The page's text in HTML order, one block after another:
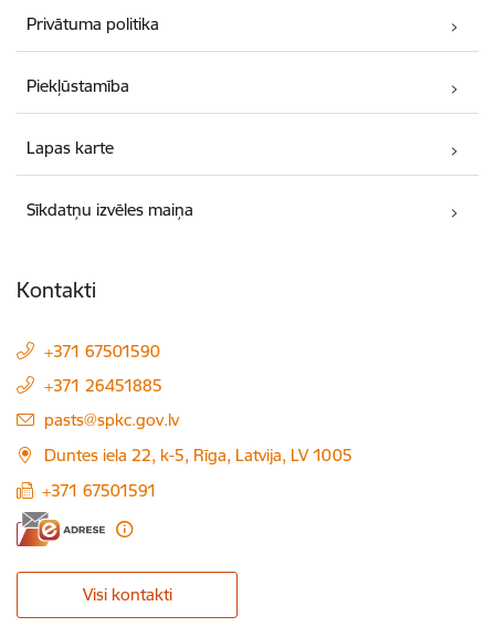
Privātuma politika
Piekļūstamība
Lapas karte
Sīkdatņu izvēles maiņa
Kontakti
+371 67501590
+371 26451885
E-pasts:
pasts@spkc.gov.lv
Duntes iela 22, k-5, Rīga, Latvija, LV 1005
+371 67501591
Visi kontakti